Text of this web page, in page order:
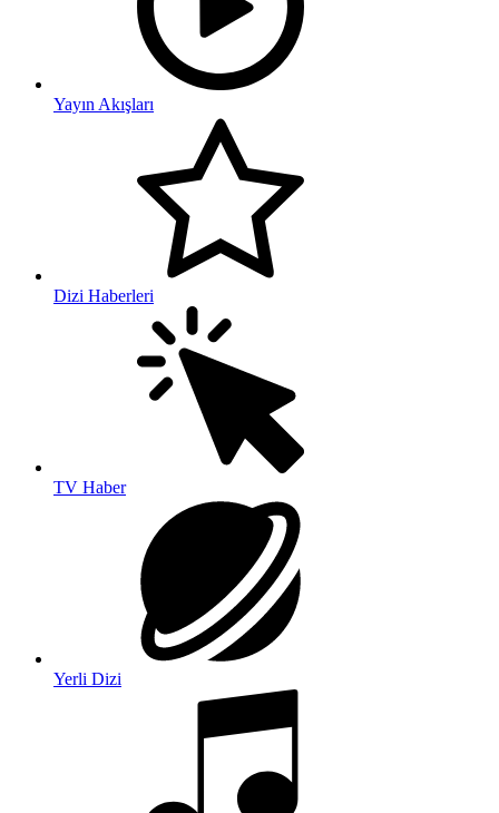
Yayın Akışları
Dizi Haberleri
TV Haber
Yerli Dizi